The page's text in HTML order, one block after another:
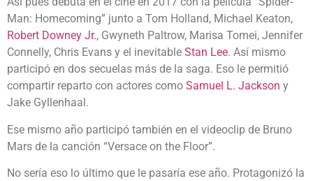
Man: Homecoming” junto a Tom Holland, Michael Keaton,
Robert Downey Jr., Gwyneth Paltrow, Marisa Tomei, Jennifer
Connelly, Chris Evans y el inevitable Stan Lee. Así mismo
participó en dos secuelas más de la saga. Eso le permitió
compartir reparto con actores como Samuel L. Jackson y
Jake Gyllenhaal.
Ese mismo año participó también en el videoclip de Bruno
Mars de la canción “Versace on the Floor”.
No sería eso lo último que le pasaría ese año. Protagonizó la